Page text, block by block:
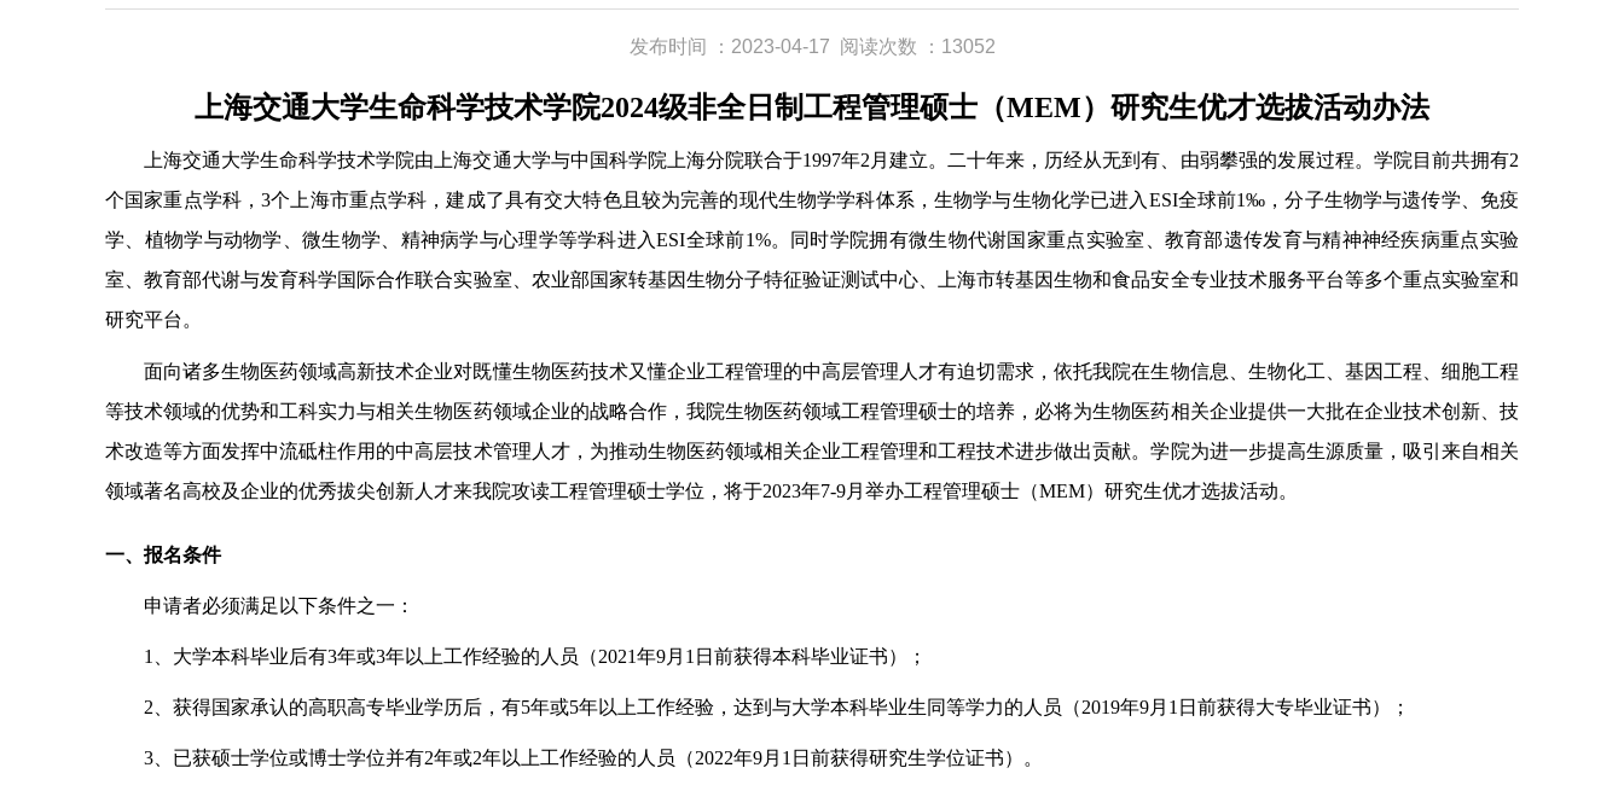
发布时间 ：2023-04-17 阅读次数 ：13052
上海交通大学生命科学技术学院2024级非全日制工程管理硕士（MEM）研究生优才选拔活动办法
上海交通大学生命科学技术学院由上海交通大学与中国科学院上海分院联合于1997年2月建立。二十年来，历经从无到有、由弱攀强的发展过程。学院目前共拥有2
个国家重点学科，3个上海市重点学科，建成了具有交大特色且较为完善的现代生物学学科体系，生物学与生物化学已进入ESI全球前1‰，分子生物学与遗传学、免疫
学、植物学与动物学、微生物学、精神病学与心理学等学科进入ESI全球前1%。同时学院拥有微生物代谢国家重点实验室、教育部遗传发育与精神神经疾病重点实验
室、教育部代谢与发育科学国际合作联合实验室、农业部国家转基因生物分子特征验证测试中心、上海市转基因生物和食品安全专业技术服务平台等多个重点实验室和
研究平台。
面向诸多生物医药领域高新技术企业对既懂生物医药技术又懂企业工程管理的中高层管理人才有迫切需求，依托我院在生物信息、生物化工、基因工程、细胞工程
等技术领域的优势和工科实力与相关生物医药领域企业的战略合作，我院生物医药领域工程管理硕士的培养，必将为生物医药相关企业提供一大批在企业技术创新、技
术改造等方面发挥中流砥柱作用的中高层技术管理人才，为推动生物医药领域相关企业工程管理和工程技术进步做出贡献。学院为进一步提高生源质量，吸引来自相关
领域著名高校及企业的优秀拔尖创新人才来我院攻读工程管理硕士学位，将于2023年7-9月举办工程管理硕士（MEM）研究生优才选拔活动。
一、报名条件
申请者必须满足以下条件之一：
1 、大学本科毕业后有3年或3年以上工作经验的人员（2021年9月1日前获得本科毕业证书）；
2 、获得国家承认的高职高专毕业学历后，有5年或5年以上工作经验，达到与大学本科毕业生同等学力的人员（2019年9月1日前获得大专毕业证书）；
3 、已获硕士学位或博士学位并有2年或2年以上工作经验的人员（2022年9月1日前获得研究生学位证书）。